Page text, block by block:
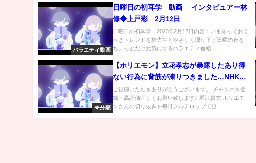
バラエティ動画
日曜日の初耳学 動画 インタビュアー林
修◆上戸彩 2月12日
日曜日の初耳学 2023年2月12日内容：いま知っておく
べきトレンドを林先生とやさしく掘り下げ日曜の夜を
ちょっとだけ元気にするバラエティ番組...
未分類
【ホリエモン】立花孝志が暴露したあり得
ない行為に背筋が凍りつきました…NHK崩
壊まで秒読みです【堀江貴文 切り抜き ひろ
ゆき ガーシーch NHK党】
ご視聴いただきありがとうございます。 チャンネル登
録・高評価宜しくお願い致します♪ 堀江貴文 ホリエモ
ンさんの切り抜きを毎日フルテロップで更...